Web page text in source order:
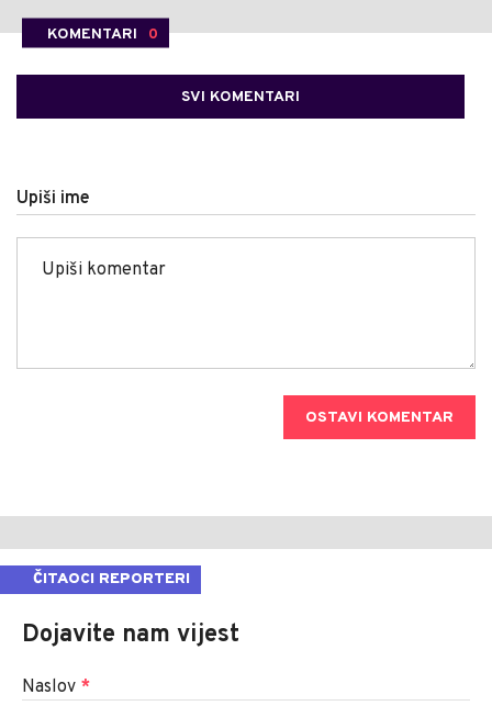
KOMENTARI 0
SVI KOMENTARI
Upiši ime
OSTAVI KOMENTAR
ČITAOCI REPORTERI
Dojavite nam vijest
Naslov *